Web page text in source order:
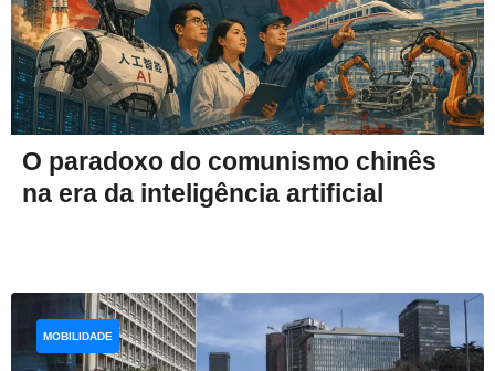
O paradoxo do comunismo chinês
na era da inteligência artificial
MOBILIDADE